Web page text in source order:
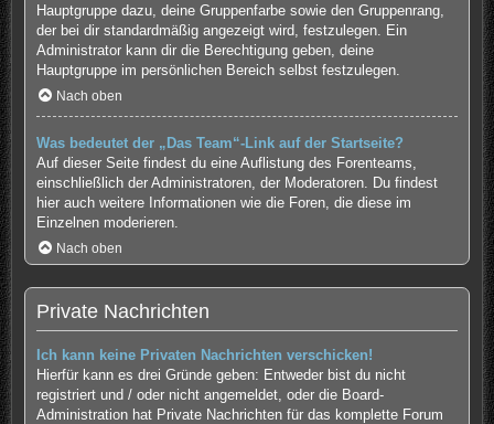
Hauptgruppe dazu, deine Gruppenfarbe sowie den Gruppenrang,
der bei dir standardmäßig angezeigt wird, festzulegen. Ein
Administrator kann dir die Berechtigung geben, deine
Hauptgruppe im persönlichen Bereich selbst festzulegen.
Nach oben
Was bedeutet der „Das Team“-Link auf der Startseite?
Auf dieser Seite findest du eine Auflistung des Forenteams,
einschließlich der Administratoren, der Moderatoren. Du findest
hier auch weitere Informationen wie die Foren, die diese im
Einzelnen moderieren.
Nach oben
Private Nachrichten
Ich kann keine Privaten Nachrichten verschicken!
Hierfür kann es drei Gründe geben: Entweder bist du nicht
registriert und / oder nicht angemeldet, oder die Board-
Administration hat Private Nachrichten für das komplette Forum